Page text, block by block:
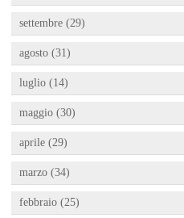
settembre (29)
agosto (31)
luglio (14)
maggio (30)
aprile (29)
marzo (34)
febbraio (25)